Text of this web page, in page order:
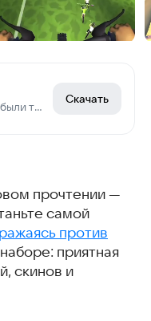
Гонки еще никогда не были такими весёлыми!
Скачать
прочтении —
самой
против
приятная
скинов и